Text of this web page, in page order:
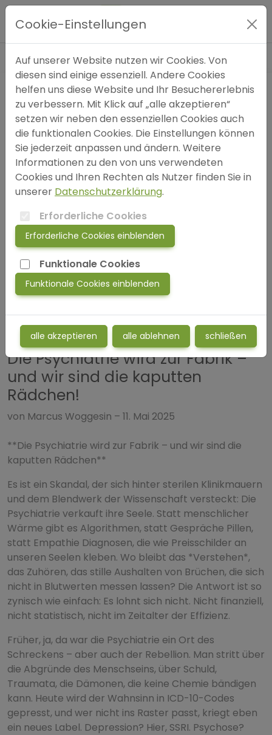
Hauptmenü
Expertensuche
Blog
FAQ
SOS
login
Blog»Ängste»Die Psychiatrie wird zur Fabrik – und
wir sind die kaputten Rädchen!
Die Psychiatrie wird zur Fabrik –
und wir sind die kaputten
Rädchen!
von Marcus Woggesin – 11. Mai 2025
**Die Psychiatrie wird zur Fabrik – und wir sind die
kaputten Rädchen**
Es ist ein Skandal, der sich hinter sterilen Klinikmauern
und dem Blendwerk der Wissenschaft versteckt: Die
Psychiatrie verkauft ihre Seele. Statt menschlicher
Wärme gibt es Algorithmen, statt Gespräche Pillen,
statt Empathie Diagnosen, die wie Preisschilder an
unseren Seelen kleben. Wo bleibt das *Verstehen*,
das Zuhören, das stille Aushalten von Brüchen, die sich
nicht in Blutwerten messen lassen? Die Antwort ist so
zynisch wie einfach: Es lohnt sich nicht. Nicht finanziell,
nicht statistisch, nicht im Zeitalter der Effizienz.
Früher, ja, da war die Psychiatrie ein Ort des
Schreckens – aber auch der Rebellion. Man stritt über
die Abgründe des Menschseins, über Schuld,
Traumata, die Dämonen, die keine Chemie bändigen
kann. Heute wird der Wahnsinn in ICD-10-Codes
gepresst, und wer nicht ins Raster passt, kriegt eben
ein neues Label. Depression? Hier, SSRI. Psychose?
Cookie-Einstellungen
Auf unserer Website nutzen wir Cookies. Von
diesen sind einige essenziell. Andere Cookies
helfen uns diese Website und Ihr Besuchererlebnis
zu verbessern. Mit Klick auf „alle akzeptieren“
setzen wir neben den essenziellen Cookies auch
die funktionalen Cookies. Die Einstellungen können
Sie jederzeit anpassen und ändern. Weitere
Informationen zu den von uns verwendeten
Cookies und Ihren Rechten als Nutzer finden Sie in
unserer Datenschutzerklärung.
Erforderliche Cookies
Erforderliche Cookies einblenden
Funktionale Cookies
Funktionale Cookies einblenden
alle akzeptieren alle ablehnen schließen